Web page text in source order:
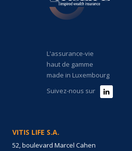
L'assurance-vie
haut de gamme
made in Luxembourg
Suivez-nous sur
VITIS LIFE S.A.
52, boulevard Marcel Cahen